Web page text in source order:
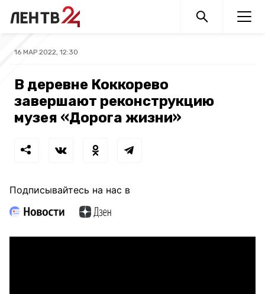
16 МАР 2022, 12:30
В деревне Коккорево
завершают реконструкцию
музея «Дорога жизни»
Подписывайтесь на нас в